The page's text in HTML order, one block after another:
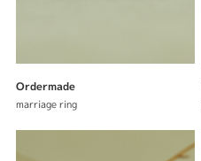
Ordermade
marriage ring